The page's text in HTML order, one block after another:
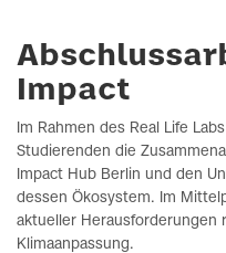
Impact
Im Rahmen des Real Life
Studierenden die
Impact Hub Berlin und den
dessen Ökosystem. Im
aktueller Herausforderungen
Klimaanpassung.